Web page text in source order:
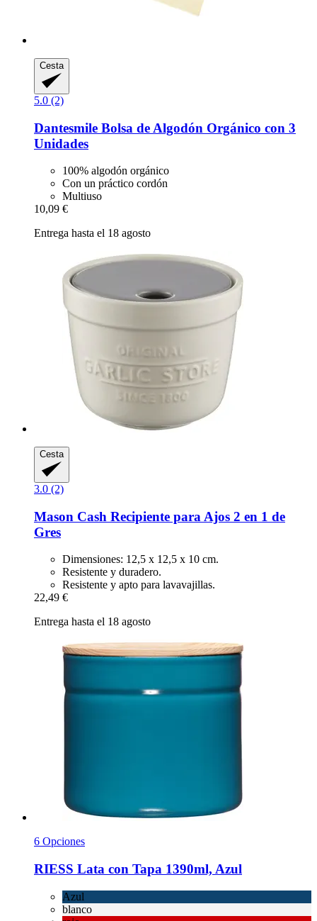
Cesta
5.0 (2)
Dantesmile Bolsa de Algodón Orgánico con 3
Unidades
100% algodón orgánico
Con un práctico cordón
Multiuso
10,09 €
Entrega hasta el 18 agosto
Cesta
3.0 (2)
Mason Cash Recipiente para Ajos 2 en 1 de
Gres
Dimensiones: 12,5 x 12,5 x 10 cm.
Resistente y duradero.
Resistente y apto para lavavajillas.
22,49 €
Entrega hasta el 18 agosto
6 Opciones
RIESS Lata con Tapa 1390ml, Azul
Azul
blanco